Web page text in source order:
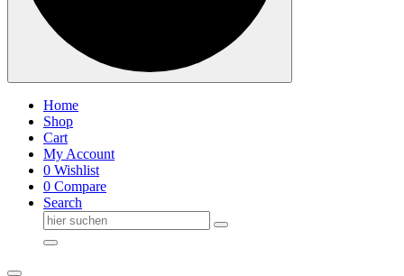
Home
Shop
Cart
My Account
0 Wishlist
0 Compare
Search
Suche
nach: